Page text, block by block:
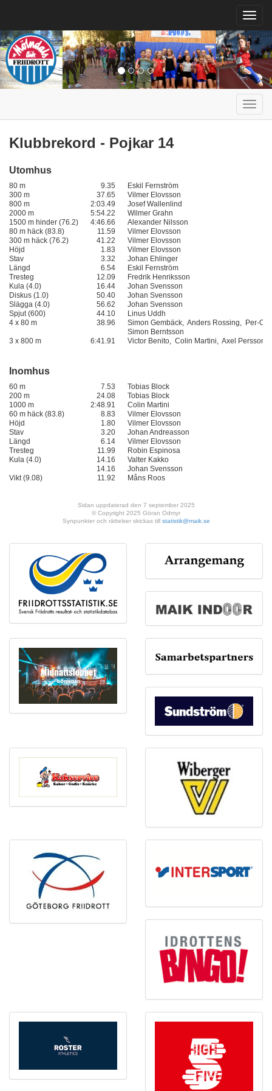
Klubbrekord - Pojkar 14
Utomhus
80 m 9.35
Eskil Fernström
300 m
37.65
Vilmer Elovsson
800 m
2:03.49
Josef Wallenlind
2000 m
5:54.22
Wilmer Grahn
1500 m hinder (76.2)
4:46.66
Alexander Nilsson
80 m häck (83.8)
11.59
Vilmer Elovsson
300 m häck (76.2)
41.22
Vilmer Elovsson
Höjd
1.83
Vilmer Elovsson
Stav
3.32
Johan Ehlinger
Längd
6.54
Eskil Fernström
Tresteg
12.09
Fredrik Henriksson
Kula (4.0)
16.44
Johan Svensson
Diskus (1.0)
50.40
Johan Svensson
Slägga (4.0)
56.62
Johan Svensson
Spjut (600)
44.10
Linus Uddh
4 x 80 m
38.96
Simon Gembäck, Anders Rossing,
Simon Berntsson
3 x 800 m
6:41.91 Victor Benito, Colin Martini, Axel Persson
Inomhus
60 m 7.53
Tobias Block
200 m
24.08
Tobias Block
1000 m
2:48.91
Colin Martini
60 m häck (83.8)
8.83
Vilmer Elovsson
Höjd
1.80
Vilmer Elovsson
Stav
3.20
Johan Andreasson
Längd
6.14
Vilmer Elovsson
Tresteg
11.99
Robin Espinosa
Kula (4.0)
14.16
14.16
Valter Kakko
Johan Svensson
Vikt (9.08)
11.92 Måns Roos
Sidan uppdaterad den 7 september 2025
© Copyright 2025 Göran Odmyr
Synpunkter och rättelser skickas till statistik@maik.se